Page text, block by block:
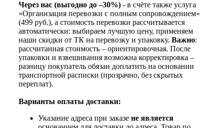
Через нас (выгодно до –30%) - в счёте также услуга
«Организация перевозки с полным сопровождением»
(499 руб.), а стоимость перевозки рассчитывается
автоматически: выбираем лучшую цену, применяем
наши скидки от ТК на перевозку и упаковку. Важно:
рассчитанная стоимость – ориентировочная. После
упаковки и взвешивания возможна корректировка –
разницу покупатель обязан доплатить на основании
транспортной расписки (прозрачно, без скрытых
переплат).
Варианты оплаты доставки:
Указание адреса при заказе не является